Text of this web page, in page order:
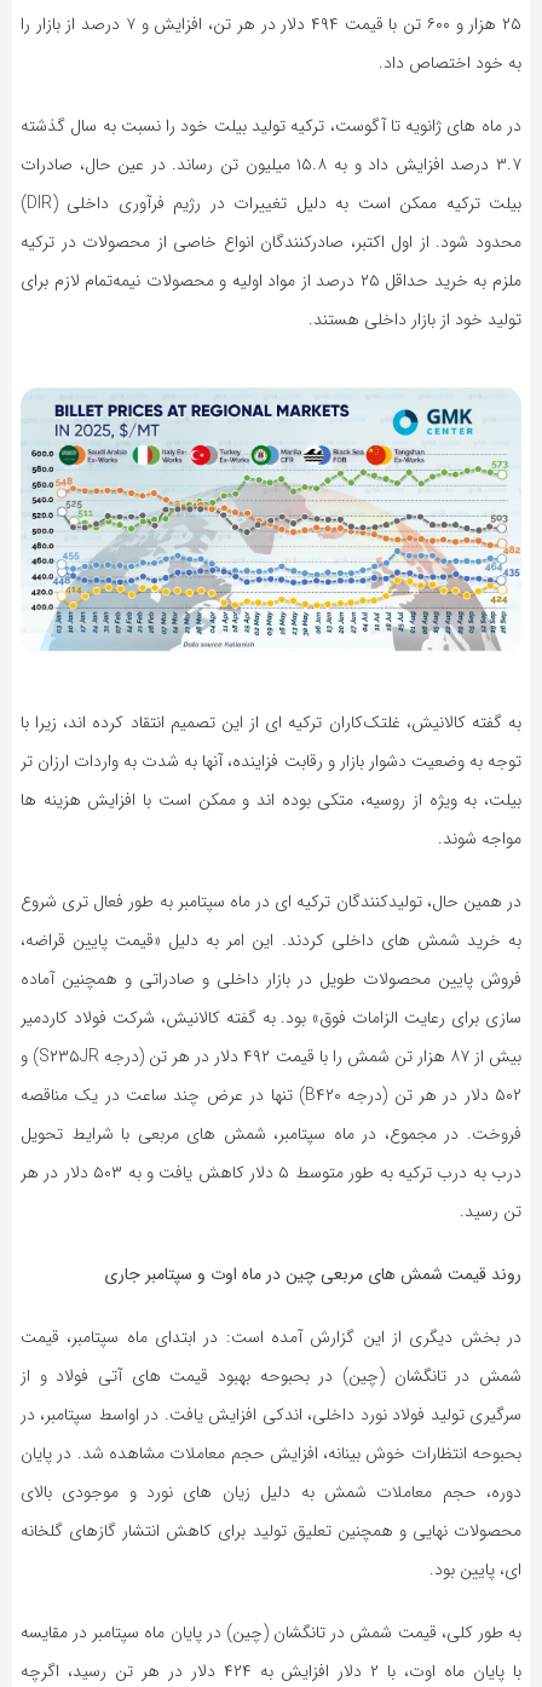
۲۵ هزار و ۶۰۰ تن با قیمت ۴۹۴ دلار در هر تن، افزایش و ۷ درصد از بازار را
به خود اختصاص داد.
در ماه ‌های ژانویه تا آگوست، ترکیه تولید بیلت خود را نسبت به سال گذشته
۳.۷ درصد افزایش داد و به ۱۵.۸ میلیون تن رساند. در عین حال، صادرات
بیلت ترکیه ممکن است به دلیل تغییرات در رژیم فرآوری داخلی (DIR)
محدود شود. از اول اکتبر، صادرکنندگان انواع خاصی از محصولات در ترکیه
ملزم به خرید حداقل ۲۵ درصد از مواد اولیه و محصولات نیمه‌تمام لازم برای
تولید خود از بازار داخلی هستند.
به گفته کالانیش، غلتک‌کاران ترکیه ‌ای از این تصمیم انتقاد کرده ‌اند، زیرا با
توجه به وضعیت دشوار بازار و رقابت فزاینده، آنها به شدت به واردات ارزان‌ تر
بیلت، به ویژه از روسیه، متکی بوده ‌اند و ممکن است با افزایش هزینه‌ ها
مواجه شوند.
در همین حال، تولیدکنندگان ترکیه ‌ای در ماه سپتامبر به طور فعال ‌تری شروع
به خرید شمش ‌های داخلی کردند. این امر به دلیل «قیمت پایین قراضه،
فروش پایین محصولات طویل در بازار داخلی و صادراتی و همچنین آماده‌
سازی برای رعایت الزامات فوق» بود. به گفته کالانیش، شرکت فولاد کاردمیر
بیش از ۸۷ هزار تن شمش را با قیمت ۴۹۲ دلار در هر تن (درجه S۲۳۵JR) و
۵۰۲ دلار در هر تن (درجه B۴۲۰) تنها در عرض چند ساعت در یک مناقصه
فروخت. در مجموع، در ماه سپتامبر، شمش‌ های مربعی با شرایط تحویل
درب به درب ترکیه به طور متوسط ‌۵ دلار کاهش یافت و به ۵۰۳ دلار در هر
تن رسید.
روند قیمت شمش های مربعی چین در ماه اوت و سپتامبر جاری
در بخش دیگری از این گزارش آمده است: در ابتدای ماه سپتامبر، قیمت
شمش در تانگشان (چین) در بحبوحه بهبود قیمت‌ های آتی فولاد و از
سرگیری تولید فولاد نورد داخلی، اندکی افزایش یافت. در اواسط سپتامبر، در
بحبوحه انتظارات خوش ‌بینانه، افزایش حجم معاملات مشاهده شد. در پایان
دوره، حجم معاملات شمش به دلیل زیان‌ های نورد و موجودی بالای
محصولات نهایی و همچنین تعلیق تولید برای کاهش انتشار گازهای گلخانه
‌ای، پایین بود.
به طور کلی، قیمت شمش در تانگشان (چین) در پایان ماه سپتامبر در مقایسه
با پایان ماه اوت، با ۲ دلار افزایش به ۴۲۴ دلار در هر تن رسید، اگرچه